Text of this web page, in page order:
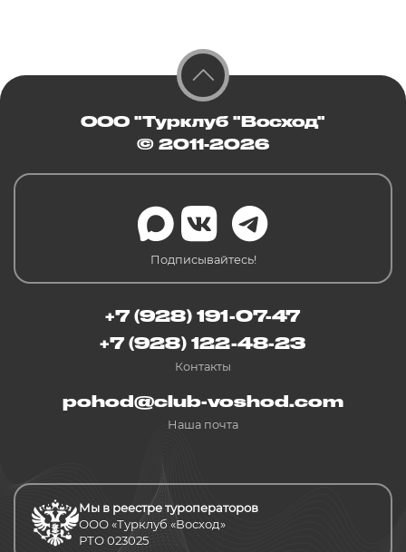
ООО "Турклуб "Восход"
© 2011-2026
Подписывайтесь!
+7 (928) 191-07-47
+7 (928) 122-48-23
Контакты
pohod@club-voshod.com
Наша почта
Мы в реестре туроператоров
ООО «Турклуб «Восход»
РТО 023025